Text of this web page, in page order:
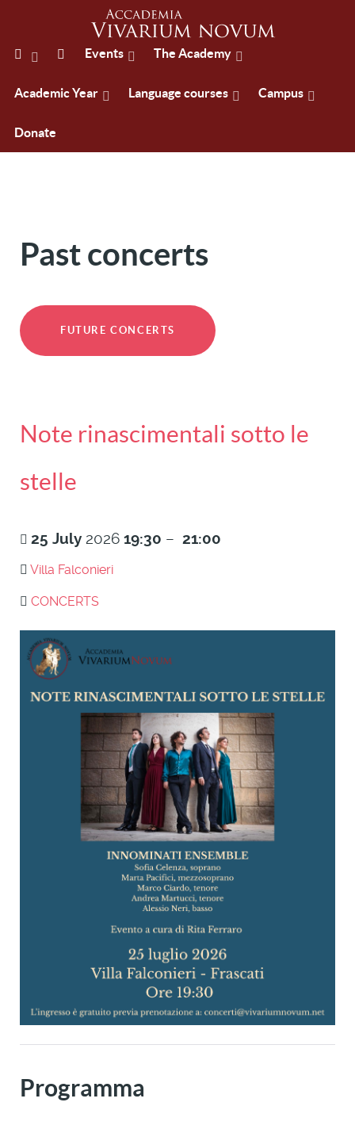
Events The Academy
Academic Year Language courses Campus
Donate
Past concerts
FUTURE CONCERTS
Note rinascimentali sotto le
stelle
25 July 2026 19:30 – 21:00
Villa Falconieri
CONCERTS
Programma